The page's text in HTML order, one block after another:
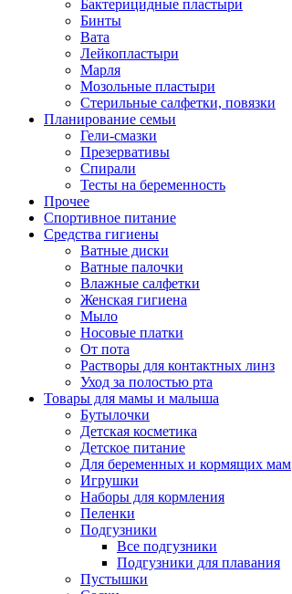
Бактерицидные пластыри
Бинты
Вата
Лейкопластыри
Марля
Мозольные пластыри
Стерильные салфетки, повязки
Планирование семьи
Гели-смазки
Презервативы
Спирали
Тесты на беременность
Прочее
Спортивное питание
Средства гигиены
Ватные диски
Ватные палочки
Влажные салфетки
Женская гигиена
Мыло
Носовые платки
От пота
Растворы для контактных линз
Уход за полостью рта
Товары для мамы и малыша
Бутылочки
Детская косметика
Детское питание
Для беременных и кормящих мам
Игрушки
Наборы для кормления
Пеленки
Подгузники
Все подгузники
Подгузники для плавания
Пустышки